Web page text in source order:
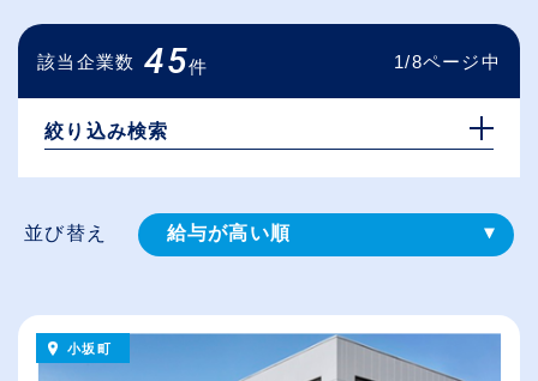
該当企業数 45件 1/8ページ中
絞り込み検索
並び替え 給与が高い順
従業員が多い順
小坂町